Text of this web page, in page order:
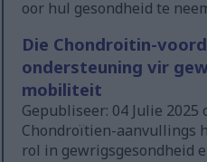
oor hul gesondheid te
Die Chondroitin-
ondersteuning vir
mobiliteit
Gepubliseer: 04 Julie 2025
Chondroïtien-aanvullings
rol in gewrigsgesondheid